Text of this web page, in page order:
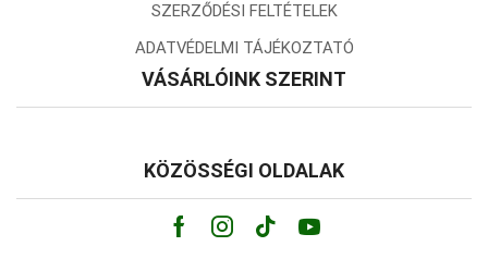
SZERZŐDÉSI FELTÉTELEK
ADATVÉDELMI TÁJÉKOZTATÓ
VÁSÁRLÓINK SZERINT
KÖZÖSSÉGI OLDALAK
Facebook
Instagram
Tik- Youtube